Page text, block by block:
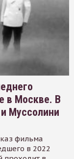
в Москве. В
Муссолини
фильма
в 2022